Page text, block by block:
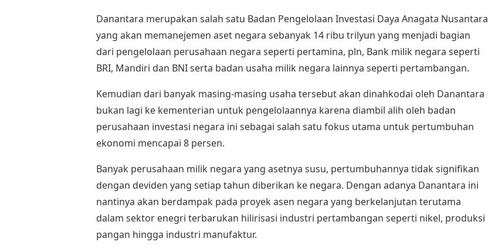
Danantara merupakan salah satu Badan Pengelolaan Investasi Daya Anagata Nusantara
yang akan memanejemen aset negara sebanyak 14 ribu trilyun yang menjadi bagian
dari pengelolaan perusahaan negara seperti pertamina, pln, Bank milik negara seperti
BRI, Mandiri dan BNI serta badan usaha milik negara lainnya seperti pertambangan.
Kemudian dari banyak masing-masing usaha tersebut akan dinahkodai oleh Danantara
bukan lagi ke kementerian untuk pengelolaannya karena diambil alih oleh badan
perusahaan investasi negara ini sebagai salah satu fokus utama untuk pertumbuhan
ekonomi mencapai 8 persen.
Banyak perusahaan milik negara yang asetnya susu, pertumbuhannya tidak signifikan
dengan deviden yang setiap tahun diberikan ke negara. Dengan adanya Danantara ini
nantinya akan berdampak pada proyek asen negara yang berkelanjutan terutama
dalam sektor enegri terbarukan hilirisasi industri pertambangan seperti nikel, produksi
pangan hingga industri manufaktur.